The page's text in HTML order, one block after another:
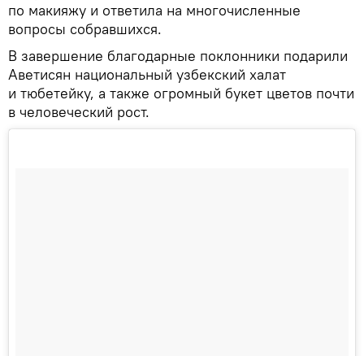
по макияжу и ответила на многочисленные
вопросы собравшихся.
В завершение благодарные поклонники подарили
Аветисян национальный узбекский халат
и тюбетейку, а также огромный букет цветов почти
в человеческий рост.